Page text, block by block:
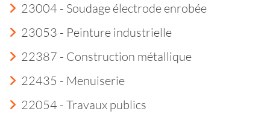
23004 - Soudage électrode enrobée
23053 - Peinture industrielle
22387 - Construction métallique
22435 - Menuiserie
22054 - Travaux publics